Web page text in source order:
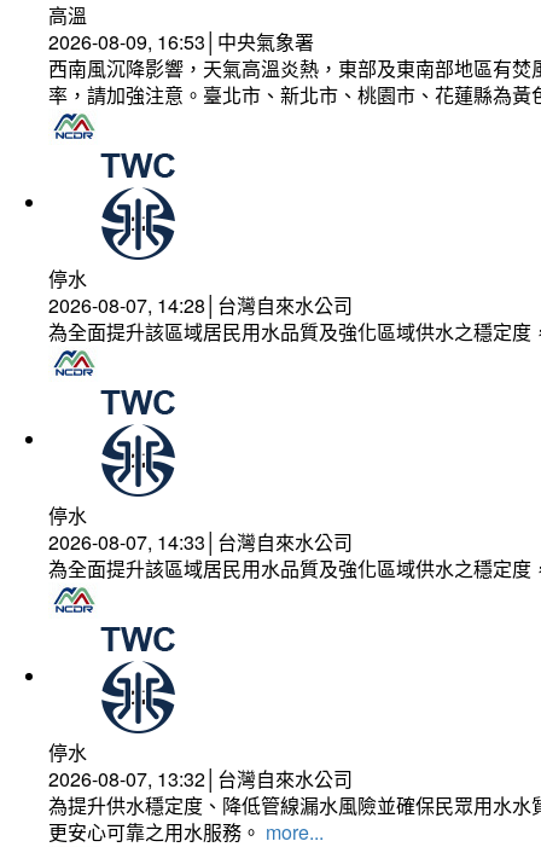
高溫
2026-08-09, 16:53│中央氣象署
西南風沉降影響，天氣高溫炎熱，東部及東南部地區有
率，請加強注意。臺北市、新北市、桃園市、花蓮縣為
停水
2026-08-07, 14:28│台灣自來水公司
為全面提升該區域居民用水品質及強化區域供水之穩定
停水
2026-08-07, 14:33│台灣自來水公司
為全面提升該區域居民用水品質及強化區域供水之穩定
停水
2026-08-07, 13:32│台灣自來水公司
為提升供水穩定度、降低管線漏水風險並確保民眾用水
更安心可靠之用水服務。 more...